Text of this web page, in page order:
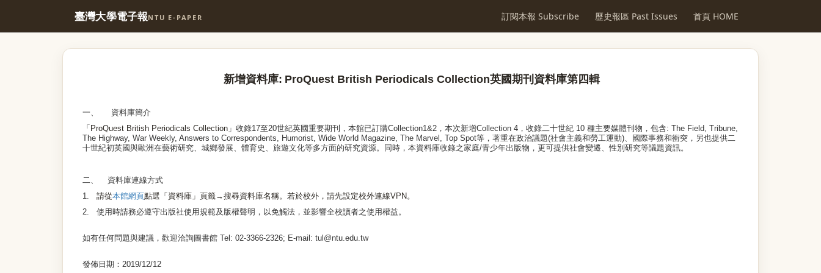
臺灣大學電子報NTU E-PAPER 訂閱本報 Subscribe 歷史報區 Past Issues 首頁 HOME
新增資料庫: ProQuest British Periodicals Collection英國期刊資料庫第 四輯
一、
資料庫簡介
「 ProQuest British Periodicals Collection 」收錄17至20世紀英國重要期刊，本館已訂購Collection1&2 ，本次新增Collection 4 ，收錄二十世紀 10 種主要媒體刊物，包含: The Field, Tribune,
The Highway, War Weekly, Answers to Correspondents, Humorist, Wide World Magazine, The Marvel, Top Spot等，著重在政治議題(社會主義和勞工運動)、國際事務和衝突，另也提供二
十世紀初英國與歐洲在藝術研究、城鄉發展、體育史、旅遊文化等多方面的研究資源。同時，本資料庫收錄之家庭/青少年出版物，更可提供社會變遷、性別研究等議題資訊。
二、
資料庫連線方式
1.
請從本館網頁點選「資料庫」頁籤→搜尋資料庫名稱。若於校外，請先設定校外連線VPN。
2.
使用時請務必遵守出版社使用規範及版權聲明，以免觸法，並影響全校讀者之使用權益。
如有任何問題與建議，歡迎洽詢圖書館 Tel: 02-3366-2326; E-mail: tul@ntu.edu.tw
發佈日期： 2019/12/12